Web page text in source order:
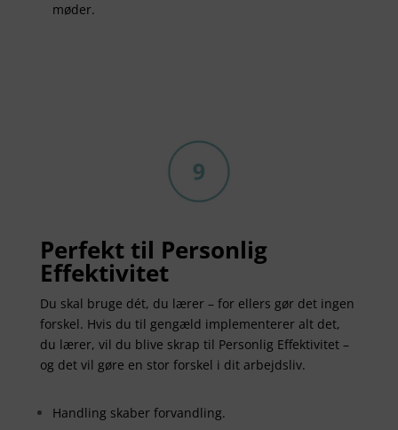
møder.
Perfekt til Personlig
Effektivitet
Du skal bruge dét, du lærer – for ellers gør det ingen
forskel. Hvis du til gengæld implementerer alt det,
du lærer, vil du blive skrap til Personlig Effektivitet –
og det vil gøre en stor forskel i dit arbejdsliv.
Handling skaber forvandling.